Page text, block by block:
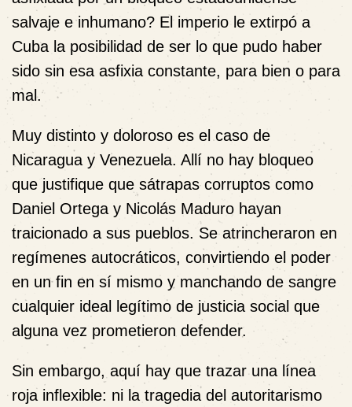
salvaje e inhumano? El imperio le extirpó a
Cuba la posibilidad de ser lo que pudo haber
sido sin esa asfixia constante, para bien o para
mal.
Muy distinto y doloroso es el caso de
Nicaragua y Venezuela. Allí no hay bloqueo
que justifique que sátrapas corruptos como
Daniel Ortega y Nicolás Maduro hayan
traicionado a sus pueblos. Se atrincheraron en
regímenes autocráticos, convirtiendo el poder
en un fin en sí mismo y manchando de sangre
cualquier ideal legítimo de justicia social que
alguna vez prometieron defender.
Sin embargo, aquí hay que trazar una línea
roja inflexible: ni la tragedia del autoritarismo